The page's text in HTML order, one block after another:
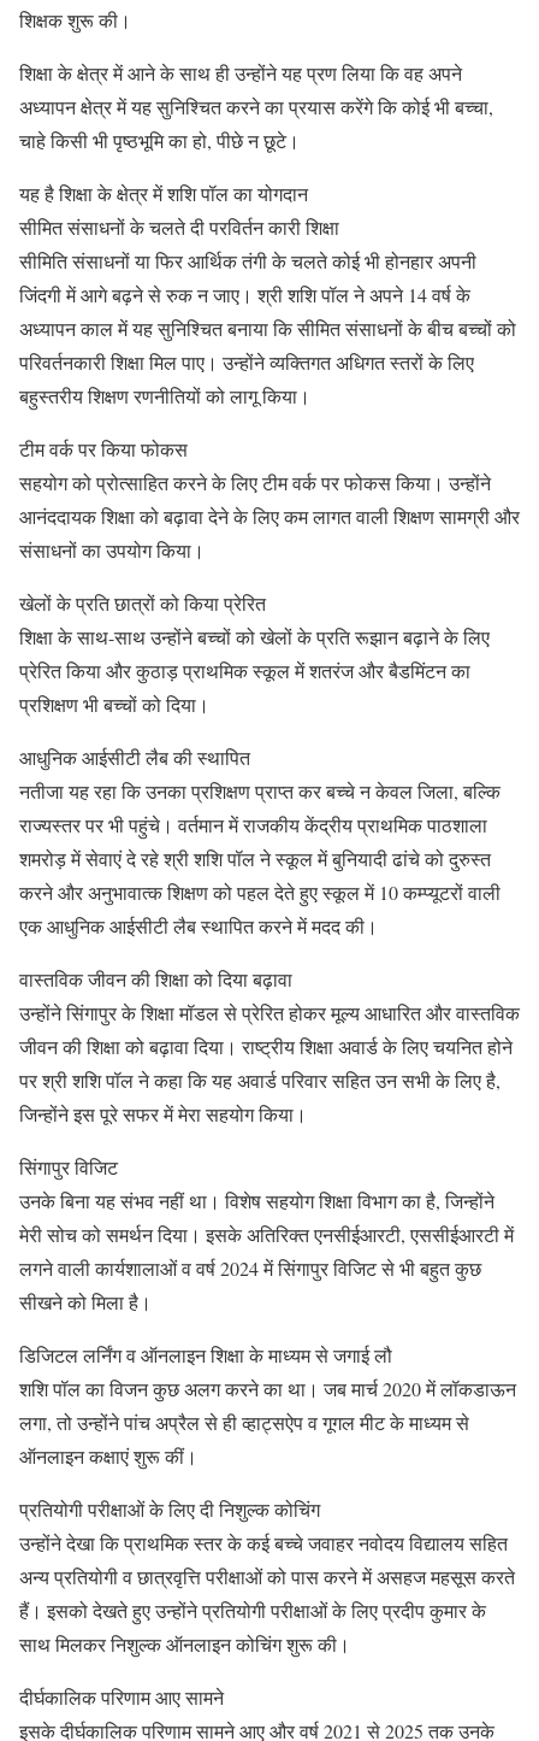
शिक्षक शुरू की।
शिक्षा के क्षेत्र में आने के साथ ही उन्होंने यह प्रण लिया कि वह अपने
अध्यापन क्षेत्र में यह सुनिश्चित करने का प्रयास करेंगे कि कोई भी बच्चा,
चाहे किसी भी पृष्ठभूमि का हो, पीछे न छूटे।
यह है शिक्षा के क्षेत्र में शशि पॉल का योगदान
सीमित संसाधनों के चलते दी परविर्तन कारी शिक्षा
सीमिति संसाधनों या फिर आर्थिक तंगी के चलते कोई भी होनहार अपनी
जिंदगी में आगे बढ़ने से रुक न जाए। श्री शशि पॉल ने अपने 14 वर्ष के
अध्यापन काल में यह सुनिश्चित बनाया कि सीमित संसाधनों के बीच बच्चों को
परिवर्तनकारी शिक्षा मिल पाए। उन्होंने व्यक्तिगत अधिगत स्तरों के लिए
बहुस्तरीय शिक्षण रणनीतियों को लागू किया।
टीम वर्क पर किया फोकस
सहयोग को प्रोत्साहित करने के लिए टीम वर्क पर फोकस किया। उन्होंने
आनंददायक शिक्षा को बढ़ावा देने के लिए कम लागत वाली शिक्षण सामग्री और
संसाधनों का उपयोग किया।
खेलों के प्रति छात्रों को किया प्रेरित
शिक्षा के साथ-साथ उन्होंने बच्चों को खेलों के प्रति रूझान बढ़ाने के लिए
प्रेरित किया और कुठाड़ प्राथमिक स्कूल में शतरंज और बैडमिंटन का
प्रशिक्षण भी बच्चों को दिया।
आधुनिक आईसीटी लैब की स्थापित
नतीजा यह रहा कि उनका प्रशिक्षण प्राप्त कर बच्चे न केवल जिला, बल्कि
राज्यस्तर पर भी पहुंचे। वर्तमान में राजकीय केंद्रीय प्राथमिक पाठशाला
शमरोड़ में सेवाएं दे रहे श्री शशि पॉल ने स्कूल में बुनियादी ढांचे को दुरुस्त
करने और अनुभावात्क शिक्षण को पहल देते हुए स्कूल में 10 कम्प्यूटरों वाली
एक आधुनिक आईसीटी लैब स्थापित करने में मदद की।
वास्तविक जीवन की शिक्षा को दिया बढ़ावा
उन्होंने सिंगापुर के शिक्षा मॉडल से प्रेरित होकर मूल्य आधारित और वास्तविक
जीवन की शिक्षा को बढ़ावा दिया। राष्ट्रीय शिक्षा अवार्ड के लिए चयनित होने
पर श्री शशि पॉल ने कहा कि यह अवार्ड परिवार सहित उन सभी के लिए है,
जिन्होंने इस पूरे सफर में मेरा सहयोग किया।
सिंगापुर विजिट
उनके बिना यह संभव नहीं था। विशेष सहयोग शिक्षा विभाग का है, जिन्होंने
मेरी सोच को समर्थन दिया। इसके अतिरिक्त एनसीईआरटी, एससीईआरटी में
लगने वाली कार्यशालाओं व वर्ष 2024 में सिंगापुर विजिट से भी बहुत कुछ
सीखने को मिला है।
डिजिटल लर्निंग व ऑनलाइन शिक्षा के माध्यम से जगाई लौ
शशि पॉल का विजन कुछ अलग करने का था। जब मार्च 2020 में लॉकडाऊन
लगा, तो उन्होंने पांच अप्रैल से ही व्हाट्सऐप व गूगल मीट के माध्यम से
ऑनलाइन कक्षाएं शुरू कीं।
प्रतियोगी परीक्षाओं के लिए दी निशुल्क कोचिंग
उन्होंने देखा कि प्राथमिक स्तर के कई बच्चे जवाहर नवोदय विद्यालय सहित
अन्य प्रतियोगी व छात्रवृत्ति परीक्षाओं को पास करने में असहज महसूस करते
हैं। इसको देखते हुए उन्होंने प्रतियोगी परीक्षाओं के लिए प्रदीप कुमार के
साथ मिलकर निशुल्क ऑनलाइन कोचिंग शुरू की।
दीर्घकालिक परिणाम आए सामने
इसके दीर्घकालिक परिणाम सामने आए और वर्ष 2021 से 2025 तक उनके